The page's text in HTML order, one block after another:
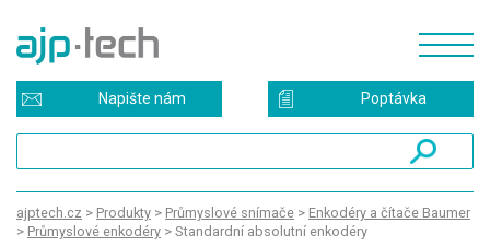
Poptávka
Napište nám
ajptech.cz > Produkty > Průmyslové snímače > Enkodéry a čítače Baumer
> Průmyslové enkodéry > Standardní absolutní enkodéry